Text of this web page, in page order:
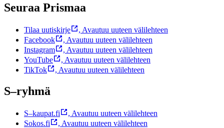
Seuraa Prismaa
Tilaa uutiskirje , Avautuu uuteen välilehteen
Facebook
, Avautuu uuteen välilehteen
Instagram
, Avautuu uuteen välilehteen
YouTube
, Avautuu uuteen välilehteen
TikTok
, Avautuu uuteen välilehteen
S–ryhmä
S–kaupat.fi , Avautuu uuteen välilehteen
Sokos.fi
, Avautuu uuteen välilehteen